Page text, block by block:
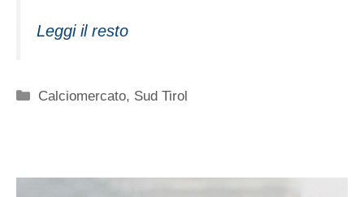
Leggi il resto
Categorie
Calciomercato, Sud Tirol